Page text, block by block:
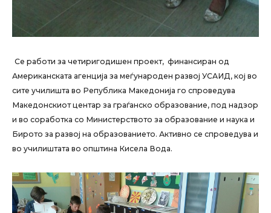
Се работи за четиригодишен проект, финансиран од
Американската агенција за меѓународен развој УСАИД, кој во
сите училишта во Република Македонија го спроведува
Македонскиот центар за граѓанско образование, под надзор
и во соработка со Министерството за образование и наука и
Бирото за развој на образованието. Активно се спроведува и
во училиштата во општина Кисела Вода.